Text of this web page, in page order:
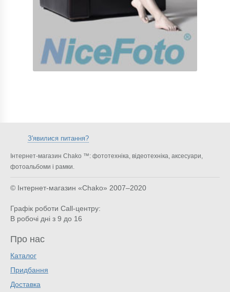
З'явилися питання?
Інтернет-магазин Chako ™: фототехніка, відеотехніка, аксесуари,
фотоальбоми і рамки.
© Інтернет-магазин «Chako» 2007–2020
Графік роботи Call-центру:
В робочі дні з 9 до 16
Про нас
Каталог
Придбання
Доставка